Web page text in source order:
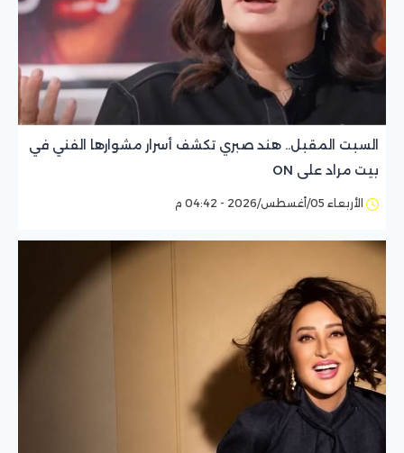
السبت المقبل.. هند صبري تكشف أسرار مشوارها الفني في
بيت مراد على ON
الأربعاء 05/أغسطس/2026 - 04:42 م